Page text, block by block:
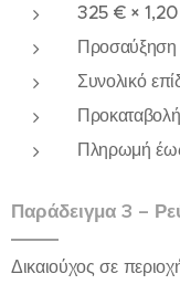
325 € ×
Συνολικό
Πληρωμή
Παράδειγμα 3 –
Δικαιούχος σε